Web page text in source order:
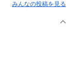
みんなの投稿を見る